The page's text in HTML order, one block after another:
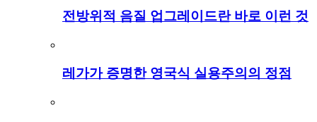
전방위적 음질 업그레이드란 바로 이런 것
레가가 증명한 영국식 실용주의의 정점